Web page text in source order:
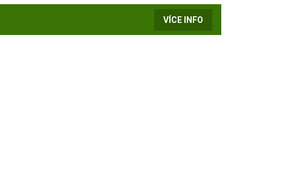
VÍCE INFO